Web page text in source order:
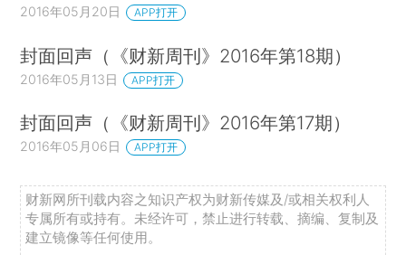
2016年05月20日 APP打开
封面回声（《财新周刊》2016年第18期）
2016年05月13日 APP打开
封面回声（《财新周刊》2016年第17期）
2016年05月06日 APP打开
财新网所刊载内容之知识产权为财新传媒及/或相关权利人
专属所有或持有。未经许可，禁止进行转载、摘编、复制及
建立镜像等任何使用。